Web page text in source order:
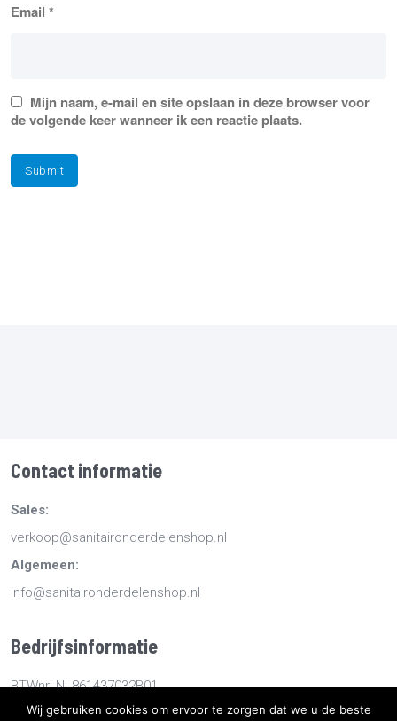
Email *
Mijn naam, e-mail en site opslaan in deze browser voor
de volgende keer wanneer ik een reactie plaats.
Contact informatie
Sales:
verkoop@sanitaironderdelenshop.nl
Algemeen:
info@sanitaironderdelenshop.nl
Bedrijfsinformatie
BTWnr: NL861437032B01
KvKnr: 78527112
Wij gebruiken cookies om ervoor te zorgen dat we u de beste